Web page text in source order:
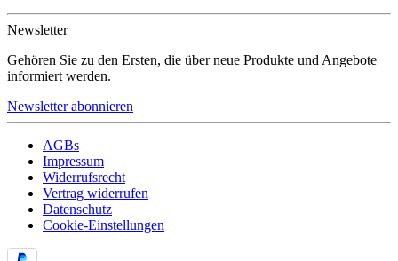
Newsletter
Gehören Sie zu den Ersten, die über neue Produkte und Angebote
informiert werden.
Newsletter abonnieren
AGBs
Impressum
Widerrufsrecht
Vertrag widerrufen
Datenschutz
Cookie-Einstellungen